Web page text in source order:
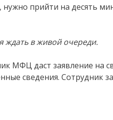
нужно прийти на десять
ждать в живой очереди.
МФЦ даст заявление на
сведения. Сотрудник